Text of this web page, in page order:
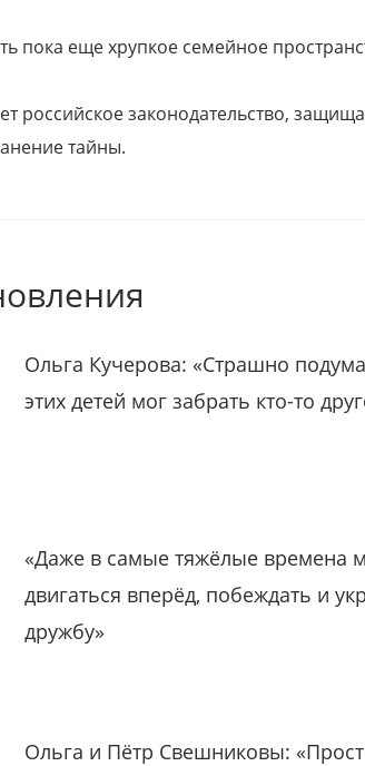
пока еще хрупкое семейное
российское законодательство,
тайны.
Ольга Кучерова: «Страшно
этих детей мог забрать кто-то
«Даже в самые тяжёлые времена
двигаться вперёд, побеждать и
дружбу»
Ольга и Пётр Свешниковы: